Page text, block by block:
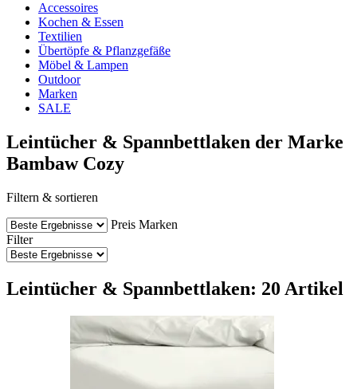
Accessoires
Kochen & Essen
Textilien
Übertöpfe & Pflanzgefäße
Möbel & Lampen
Outdoor
Marken
SALE
Leintücher & Spannbettlaken der Marke
Bambaw Cozy
Filtern & sortieren
Preis Marken
Filter
Leintücher & Spannbettlaken: 20 Artikel